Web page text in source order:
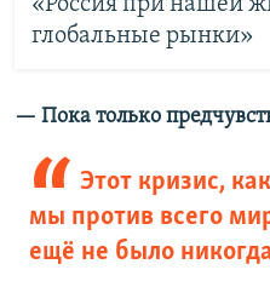
«Россия при нашей
глобальные рынки»
— Пока только
Этот кризис,
мы против всего
ещё не было